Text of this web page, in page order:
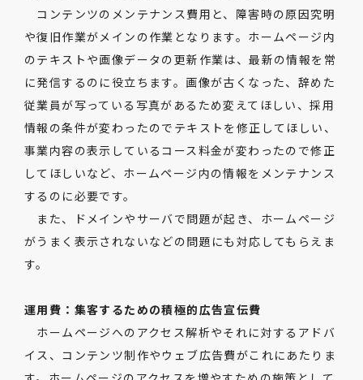
コンテンツのメンテナンス費用と、障害時の原因究明
や復旧作業がメインの作業となります。ホームページ内
のテキストや画像データの更新作業は、最新の情報を常
に発信するのに役立ちます。画像が古くなった、辞めた
従業員が写っている写真があるため変えてほしい、採用
情報の条件が変わったのでテキストを修正してほしい、
事業内容の表示しているコース料金が変わったので修正
してほしいなど、ホームページ内の情報をメンテナンス
するのに必要です。
また、ドメインやサーバで問題が起き、ホームページ
がうまく表示されないなどの問題にも対応してもらえま
す。
運用費：集客するための積極的広告宣伝費
ホームページへのアクセス解析やそれに対するアドバ
イス、コンテンツ制作やウェブ広告費がこれにあたりま